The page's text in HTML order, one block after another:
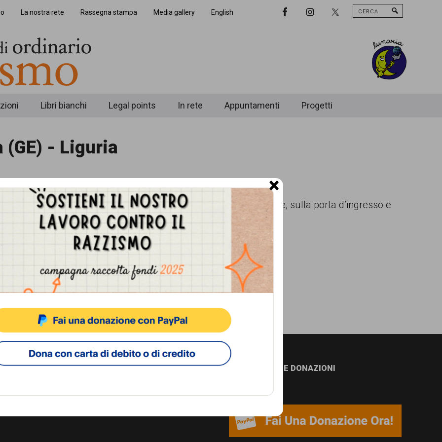
sito fa uso di cookie, anche di terze parti, ma non utilizza alcun cookie di profilazione.
ACCETTA NEGA VISUALIZZA LE PREFERENZE
La nostra rete Rassegna stampa Media gallery English
Nav
Cerca
Libri bianchi Legal points In rete Appuntamenti Progetti
(GE) - Liguria
di Rifondazione comunista, in via Lunigiana, con due svastiche, sulla porta d’ingresso e
SOCIAL NEWSLETTER E DONAZIONI
×